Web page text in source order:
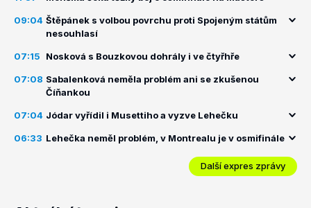
09:04 Štěpánek s volbou povrchu proti Spojeným státům
nesouhlasí
07:15 Nosková s Bouzkovou dohrály i ve čtyřhře
07:08 Sabalenková neměla problém ani se zkušenou
Číňankou
07:04 Jódar vyřídil i Musettiho a vyzve Lehečku
06:33 Lehečka neměl problém, v Montrealu je v osmifinále
Další expres zprávy